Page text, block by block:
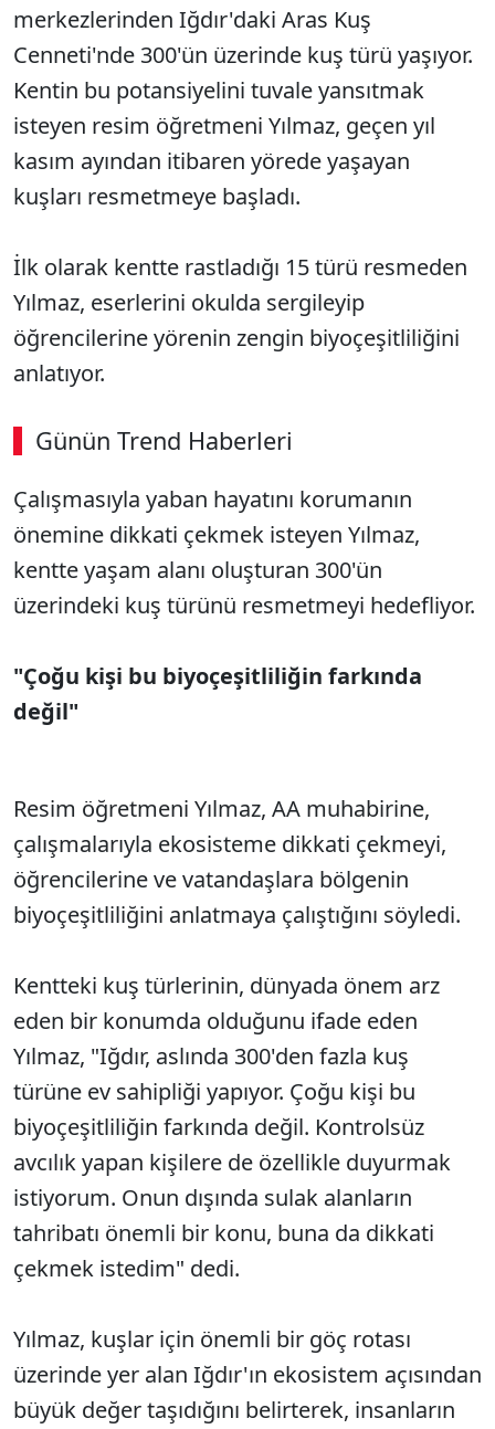
merkezlerinden Iğdır'daki Aras Kuş
Cenneti'nde 300'ün üzerinde kuş türü yaşıyor.
Kentin bu potansiyelini tuvale yansıtmak
isteyen resim öğretmeni Yılmaz, geçen yıl
kasım ayından itibaren yörede yaşayan
kuşları resmetmeye başladı.
İlk olarak kentte rastladığı 15 türü resmeden
Yılmaz, eserlerini okulda sergileyip
öğrencilerine yörenin zengin biyoçeşitliliğini
anlatıyor.
Günün Trend Haberleri
Çalışmasıyla yaban hayatını korumanın
önemine dikkati çekmek isteyen Yılmaz,
kentte yaşam alanı oluşturan 300'ün
üzerindeki kuş türünü resmetmeyi hedefliyor.
"Çoğu kişi bu biyoçeşitliliğin farkında
değil"
Resim öğretmeni Yılmaz, AA muhabirine,
çalışmalarıyla ekosisteme dikkati çekmeyi,
öğrencilerine ve vatandaşlara bölgenin
biyoçeşitliliğini anlatmaya çalıştığını söyledi.
Kentteki kuş türlerinin, dünyada önem arz
eden bir konumda olduğunu ifade eden
Yılmaz, "Iğdır, aslında 300'den fazla kuş
türüne ev sahipliği yapıyor. Çoğu kişi bu
biyoçeşitliliğin farkında değil. Kontrolsüz
avcılık yapan kişilere de özellikle duyurmak
istiyorum. Onun dışında sulak alanların
tahribatı önemli bir konu, buna da dikkati
çekmek istedim" dedi.
Yılmaz, kuşlar için önemli bir göç rotası
üzerinde yer alan Iğdır'ın ekosistem açısından
büyük değer taşıdığını belirterek, insanların